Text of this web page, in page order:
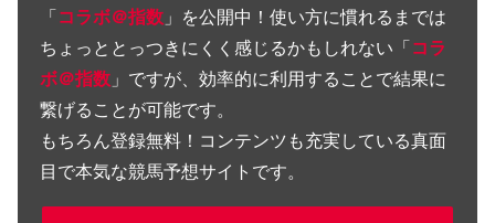
「コラボ＠指数 」を公開中！使い方に慣れるまでは
ちょっととっつきにくく感じるかもしれない「コラ
ボ＠指数 」ですが、効率的に利用することで結果に
繋げることが可能です。
もちろん登録無料！コンテンツも充実している真面
目で本気な競馬予想サイトです。